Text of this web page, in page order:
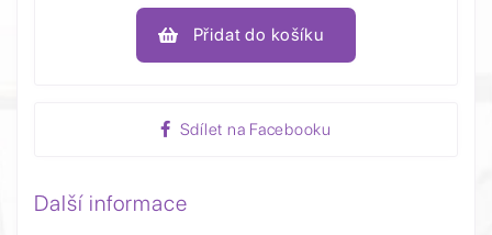
Přidat do košíku
Sdílet na Facebooku
Další informace